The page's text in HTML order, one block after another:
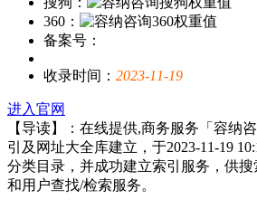
360：
备案号：
收录时间： 2023-11-19
进入官网
【导读】：在线提供,商务服务「容纳
引及网址大全库建立，于2023-11-19
分类目录，并成功建立索引服务，供
和用户查找/检索服务。